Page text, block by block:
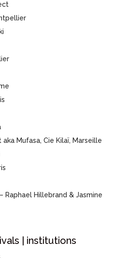
Mufasa, Cie Kilaï, Marseille
Raphael Hillebrand & Jasmine
| institutions